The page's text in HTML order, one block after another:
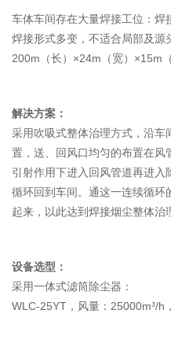
车体车间存在大量焊接工位：焊
焊接形式多变，不适合局部及源
200m（长）×24m（宽）×15m（
解决方案：
采用吹吸式整体治理方式，沿
置，送、回风口均匀的布置在风
引射作用下进入回风管道再进
循环回到车间。通这一连续循
起来，以此达到焊接烟尘整体治
设备选型：
采用一体式滤筒除尘器：
WLC-25YT，风量：25000m³/h